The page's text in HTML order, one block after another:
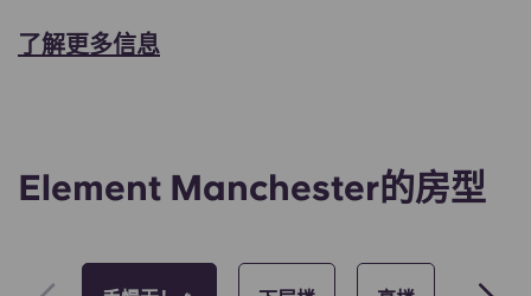
了解更多信息
Element Manchester的房型